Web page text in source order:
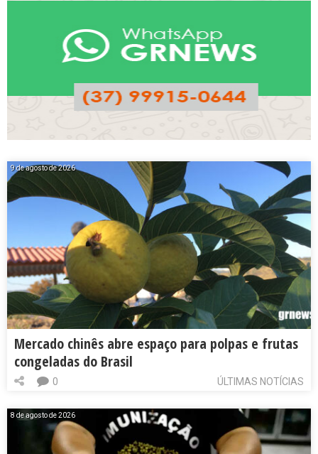
9 de agosto de 2026
Mercado chinês abre espaço para polpas e frutas
congeladas do Brasil
ÚLTIMAS NOTÍCIAS
0
8 de agosto de 2026